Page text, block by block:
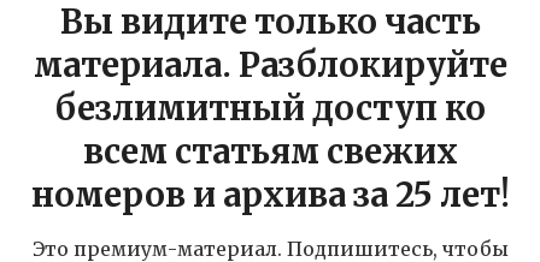
Вы видите только часть
материала. Разблокируйте
безлимитный доступ ко
всем статьям свежих
номеров и архива за 25 лет!
Это премиум-материал. Подпишитесь, чтобы